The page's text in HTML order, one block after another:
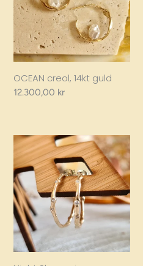
OCEAN creol, 14kt guld
Regular
12.300,00 kr
Night
Sky
earrings